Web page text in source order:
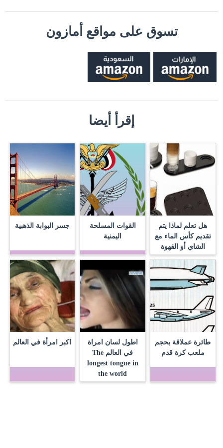
تسوق على مواقع أمازون
إقرأ أيضا
هل تعلم لماذا يتم
تقديم كأس الماء مع
الشاي أو القهوة
القوات المسلحة
اليمنية
جسر البوابة الذهبية
طائرة عملاقة بحجم
ملعب كرة قدم
اطول لسان امراة
في العالم The
longest tongue in
the world
اكبر امرأة في العالم